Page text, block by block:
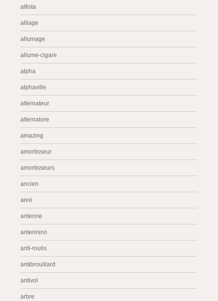
alfista
alliage
allumage
allume-cigare
alpha
alphaville
alternateur
alternatore
amazing
amortisseur
amortisseurs
ancien
anni
antenne
antennino
anti-roulis
antibrouillard
antivol
arbre